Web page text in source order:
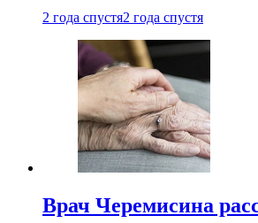
2 года спустя2 года спустя
Врач Черемисина